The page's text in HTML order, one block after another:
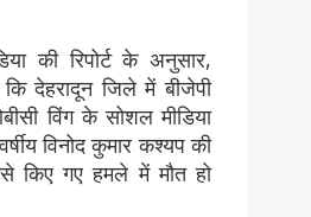
की रिपोर्ट के अनुसार,
देहरादून जिले में बीजेपी
विंग के सोशल मीडिया
विनोद कुमार कश्यप की
किए गए हमले में मौत हो